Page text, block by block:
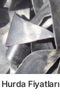
Hurda Fiyatları